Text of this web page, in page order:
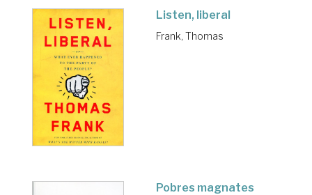
Listen, liberal
Frank, Thomas
Pobres magnates